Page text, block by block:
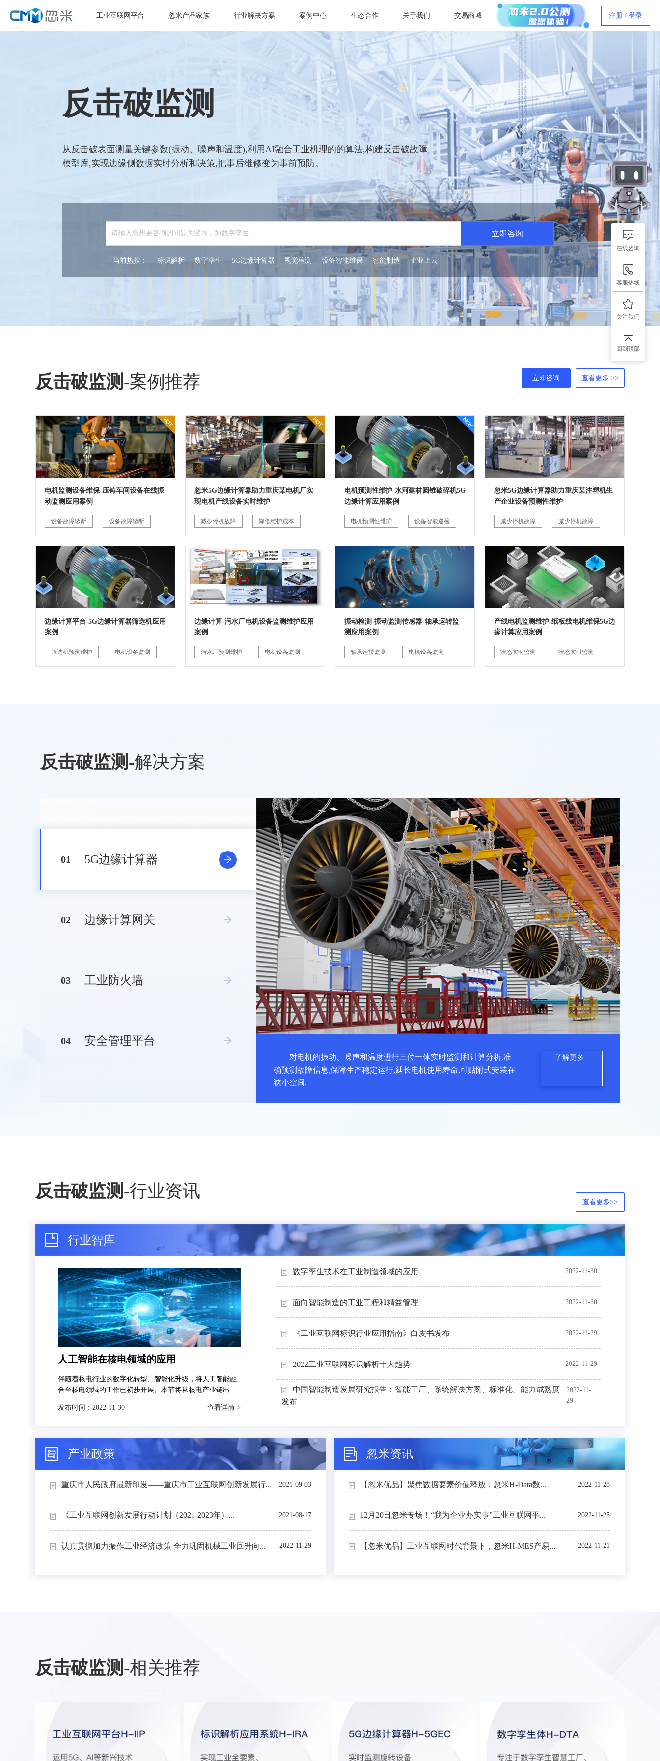
工业互联网平台 忽米产品家族 行业解决方案 案例中心 生态合作 关于我们 交易商城 注册 / 登录
反击破监测
从反击破表面测量关键参数(振动、噪声和温度),利用AI融合工业机理的的算法,构建反击破故障
模型库,实现边缘侧数据实时分析和决策,把事后维修变为事前预防。
立即咨询
当前热搜： 标识解析 数字孪生 5G边缘计算器 视觉检测 设备智能维保 智能制造 企业上云
反击破监测 -案例推荐 立即咨询 查看更多 >>
电机监测设备维保-压铸车间设备在线振
动监测应用案例
设备故障诊断 设备故障诊断
忽米5G边缘计算器助力重庆某电机厂实
现电机产线设备实时维护
减少停机故障 降低维护成本
电机预测性维护-水河建材圆锥破碎机5G
边缘计算应用案例
电机预测性维护 设备智能巡检
忽米5G边缘计算器助力重庆某注塑机生
产企业设备预测性维护
减少停机故障 减少停机故障
边缘计算平台-5G边缘计算器筛选机应用
案例
筛选机预测维护 电机设备监测
边缘计算-污水厂电机设备监测维护应用
案例
污水厂预测维护 电机设备监测
振动检测-振动监测传感器-轴承运转监
测应用案例
轴承运转监测 电机设备监测
产线电机监测维护-纸板线电机维保5G边
缘计算应用案例
状态实时监测 状态实时监测
反击破监测 -解决方案
01 5G边缘计算器
02 边缘计算网关
03 工业防火墙
04 安全管理平台
对电机的振动、噪声和温度进行三位一体实时监测和计算分析,准
确预测故障信息,保障生产稳定运行,延长电机使用寿命,可贴附式安装在
狭小空间.
了解更多
反击破监测 -行业资讯
查看更多>>
行业智库
人工智能在核电领域的应用
伴随着核电行业的数字化转型、智能化升级，将人工智能融
合至核电领域的工作已初步开展。本节将从核电产业链出
和智能运维4个场景下的典型应用进行介绍。
发布时间： 2022-11-30 查看详情 >
数字孪生技术在工业制造领域的应用 2022-11-30
面向智能制造的工业工程和精益管理 2022-11-30
《工业互联网标识行业应用指南》白皮书发布 2022-11-29
2022工业互联网标识解析十大趋势 2022-11-29
中国智能制造发展研究报告：智能工厂、系统解决方案、标准化、能力成熟度
发布
2022-11-
29
产业政策
重庆市人民政府最新印发——重庆市工业互联网创新发展行... 2021-09-03
《工业互联网创新发展行动计划（2021-2023年）... 2021-08-17
认真贯彻加力振作工业经济政策 全力巩固机械工业回升向... 2022-11-29
忽米资讯
【忽米优品】聚焦数据要素价值释放，忽米H-Data数... 2022-11-28
12月20日忽米专场！“我为企业办实事”工业互联网平... 2022-11-25
【忽米优品】工业互联网时代背景下，忽米H-MES产易... 2022-11-21
反击破监测 -相关推荐
在线咨询
客服热线
关注我们
回到顶部